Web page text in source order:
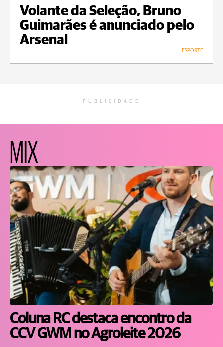
Volante da Seleção, Bruno
Guimarães é anunciado pelo
Arsenal
ESPORTE
PUBLICIDADE
MIX
Coluna RC destaca encontro da
CCV GWM no Agroleite 2026